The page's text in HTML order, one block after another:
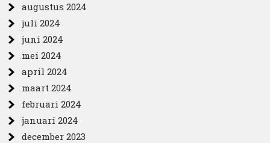
augustus 2024
juli 2024
juni 2024
mei 2024
april 2024
maart 2024
februari 2024
januari 2024
december 2023